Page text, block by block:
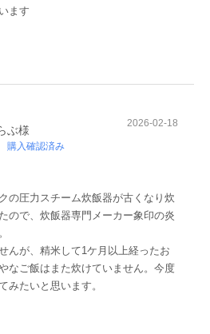
ます
ぶ様
購入確認済み
2026-02-18
の圧力スチーム炊飯器が古くなり炊
ので、炊飯器専門メーカー象印の炎
んが、精米して1ケ月以上経ったお
なご飯はまた炊けていません。今度
みたいと思います。